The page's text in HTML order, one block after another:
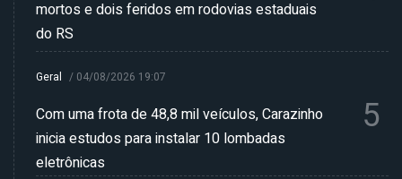
mortos e dois feridos em rodovias estaduais
do RS
Geral / 04/08/2026 19:07
Com uma frota de 48,8 mil veículos, Carazinho
inicia estudos para instalar 10 lombadas
eletrônicas
5